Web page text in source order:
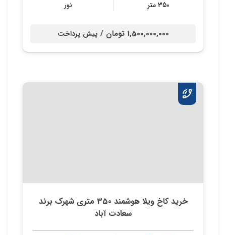
350 متر
نور
1,500,000,000 تومان / پیش پرداخت
خرید کاخ ویلا هوشمند 350 متری شهرک برند
سعادت آباد